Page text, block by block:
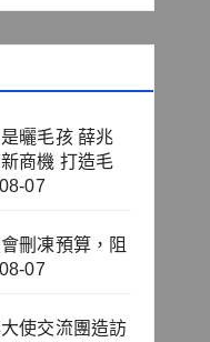
曬毛孩 薛兆
商機 打造毛
07
刪凍預算，阻
07
使交流團造訪